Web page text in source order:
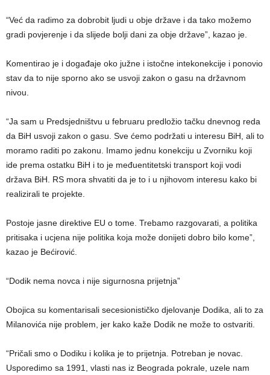
“Već da radimo za dobrobit ljudi u obje države i da tako možemo
gradi povjerenje i da slijede bolji dani za obje države”, kazao je.
Komentirao je i događaje oko južne i istočne intekonekcije i ponovio
stav da to nije sporno ako se usvoji zakon o gasu na državnom
nivou.
“Ja sam u Predsjedništvu u februaru predložio tačku dnevnog reda
da BiH usvoji zakon o gasu. Sve ćemo podržati u interesu BiH, ali to
moramo raditi po zakonu. Imamo jednu konekciju u Zvorniku koji
ide prema ostatku BiH i to je međuentitetski transport koji vodi
država BiH. RS mora shvatiti da je to i u njihovom interesu kako bi
realizirali te projekte.
Postoje jasne direktive EU o tome. Trebamo razgovarati, a politika
pritisaka i ucjena nije politika koja može donijeti dobro bilo kome”,
kazao je Bećirović.
“Dodik nema novca i nije sigurnosna prijetnja”
Obojica su komentarisali secesionističko djelovanje Dodika, ali to za
Milanovića nije problem, jer kako kaže Dodik ne može to ostvariti.
“Pričali smo o Dodiku i kolika je to prijetnja. Potreban je novac.
Usporedimo sa 1991, vlasti nas iz Beograda pokrale, uzele nam